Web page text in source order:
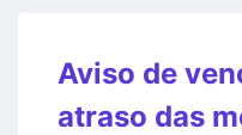
Aviso de
atraso das